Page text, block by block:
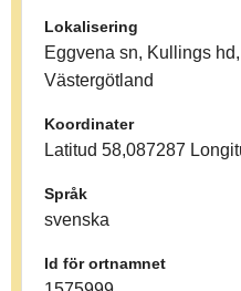
Lokalisering
Eggvena sn, Kullings
Västergötland
Koordinater
Latitud 58,087287
Språk
svenska
Id för ortnamnet